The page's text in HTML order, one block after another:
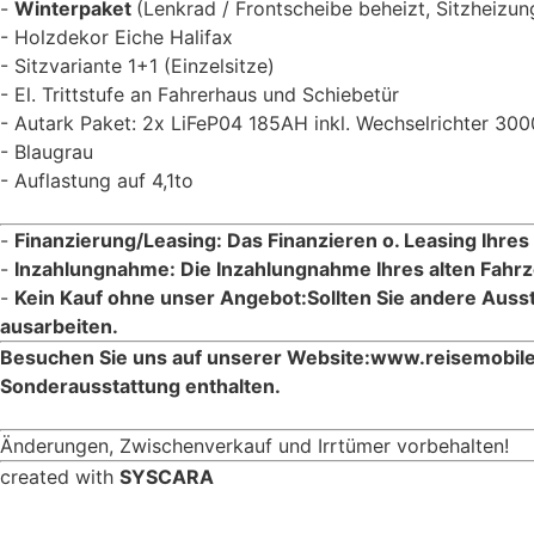
Winterpaket (Lenkrad / Frontscheibe beheizt,
Holzdekor Eiche Halifax
Sitzvariante 1+1 (Einzelsitze)
El. Trittstufe an Fahrerhaus und Schiebetür
Autark Paket: 2x LiFeP04 185AH inkl. Wechselrichter
Blaugrau
Auflastung auf 4,1to
Finanzierung/Leasing: Das Finanzieren o. Leasing
Inzahlungnahme: Die Inzahlungnahme Ihres alten
Kein Kauf ohne unser Angebot:Sollten Sie andere
ausarbeiten.
Besuchen Sie uns auf unserer
Sonderausstattung enthalten.
Änderungen, Zwischenverkauf und Irrtümer vorbehalten!
created with SYSCARA